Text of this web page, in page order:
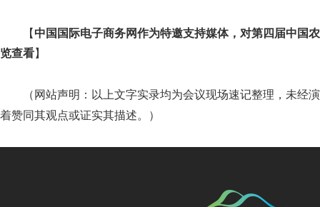
【中国国际电子商务网作为特邀支持媒体，对第四届中国
览查看】
（ 网站声明：以上文字实录均为会议现场速记整理，未经
着赞同其观点或证实其描述。
）